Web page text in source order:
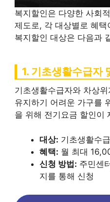
복지할인은 다양한 사회
제도로, 각 대상별로 혜
복지할인 대상은 다음과
1. 기초생활수급자
기초생활수급자와 차상
유지하기 어려운 가구를
을 위해 전기요금 할인이
대상: 기초생활수
혜택: 월 최대
신청 방법: 주민센
지를 통해 신청